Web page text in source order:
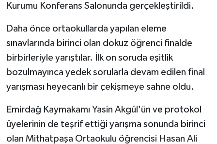
Kurumu Konferans Salonunda gerçekleştirildi.
Daha önce ortaokullarda yapılan eleme
sınavlarında birinci olan dokuz öğrenci finalde
birbirleriyle yarıştılar. İlk on soruda eşitlik
bozulmayınca yedek sorularla devam edilen final
yarışması heyecanlı bir çekişmeye sahne oldu.
Emirdağ Kaymakamı Yasin Akgül'ün ve protokol
üyelerinin de teşrif ettiği yarışma sonunda birinci
olan Mithatpaşa Ortaokulu öğrencisi Hasan Ali
Bilecik Müftülüğü
Bitlis Müftülüğü
Bolu Müftülüğü
Burdur Müftülüğü
Bursa Müftülüğü
Kültür-Sanat
Sağlık
Makaleler
Ekonomi
Duyurular